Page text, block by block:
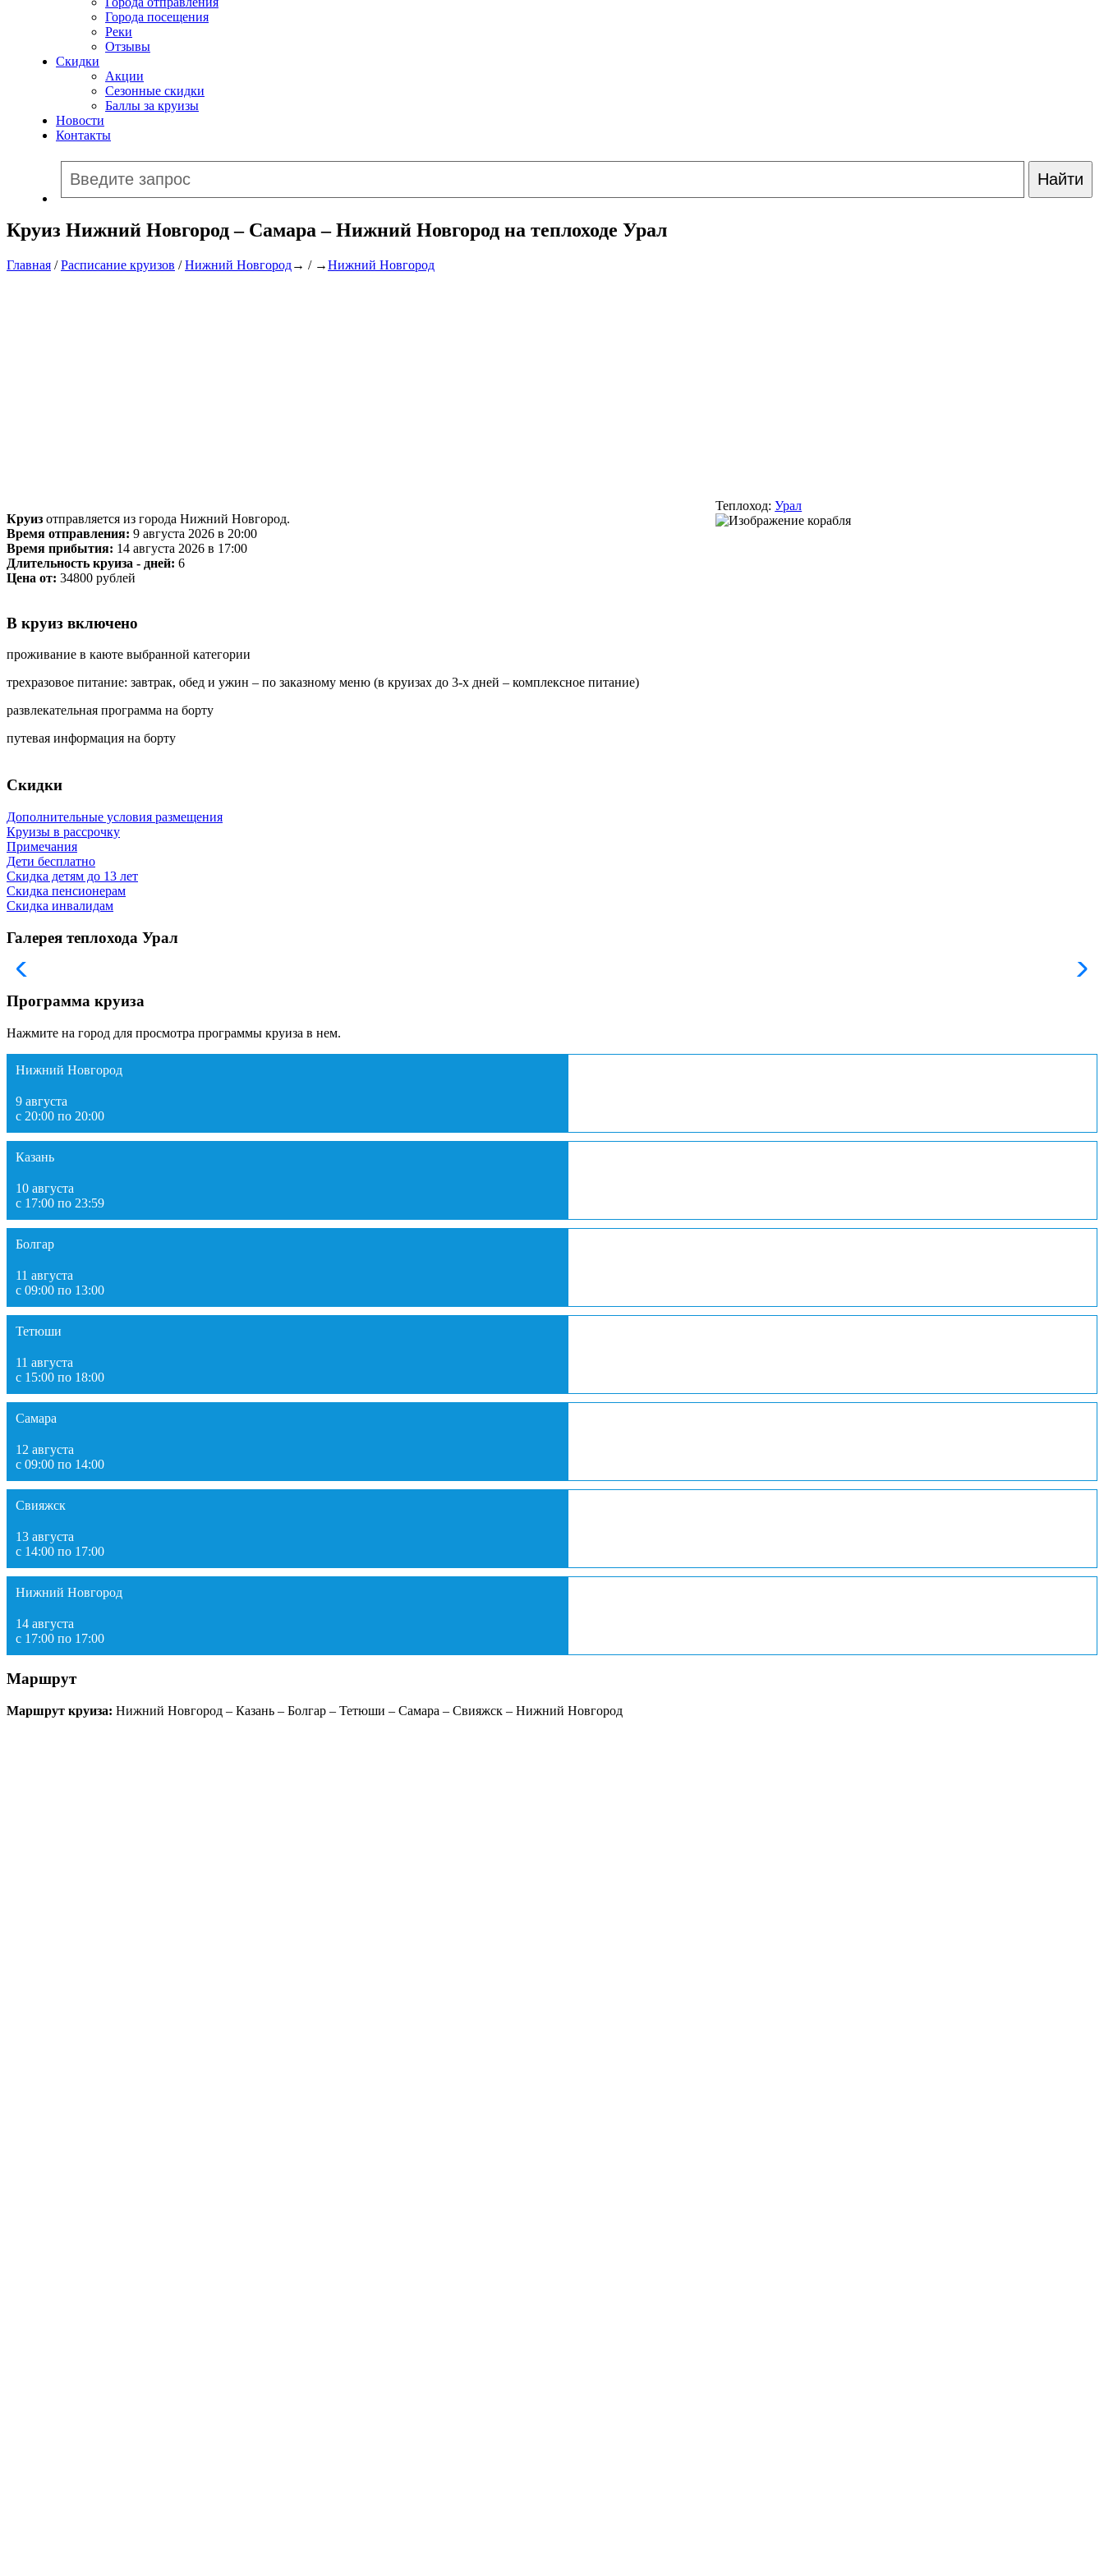
Города посещения
Реки
Отзывы
Скидки
Акции
Сезонные скидки
Баллы за круизы
Новости
Контакты
Круиз Нижний Новгород – Самара – Нижний Новгород на теплоходе Урал
Главная /Расписание круизов /Нижний Новгород→ / →Нижний Новгород
Круиз отправляется из города Нижний Новгород.
Время отправления: 9 августа 2026 в 20:00
Время прибытия: 14 августа 2026 в 17:00
Длительность круиза - дней: 6
Цена от: 34800 рублей
Теплоход:Урал
В круиз включено
проживание в каюте выбранной категории
трехразовое питание: завтрак, обед и ужин – по заказному меню (в круизах до 3-х дней – комплексное питание)
развлекательная программа на борту
путевая информация на борту
Скидки
Дополнительные условия размещения
Круизы в рассрочку
Примечания
Дети бесплатно
Скидка детям до 13 лет
Скидка пенсионерам
Скидка инвалидам
Галерея теплохода Урал
Программа круиза
Нажмите на город для просмотра программы круиза в нем.
Нижний Новгород
9 августа
с 20:00 по 20:00
Казань
10 августа
с 17:00 по 23:59
Болгар
11 августа
с 09:00 по 13:00
Тетюши
11 августа
с 15:00 по 18:00
Самара
12 августа
с 09:00 по 14:00
Свияжск
13 августа
с 14:00 по 17:00
Нижний Новгород
14 августа
с 17:00 по 17:00
Маршрут
Маршрут круиза: Нижний Новгород – Казань – Болгар – Тетюши – Самара – Свияжск – Нижний Новгород